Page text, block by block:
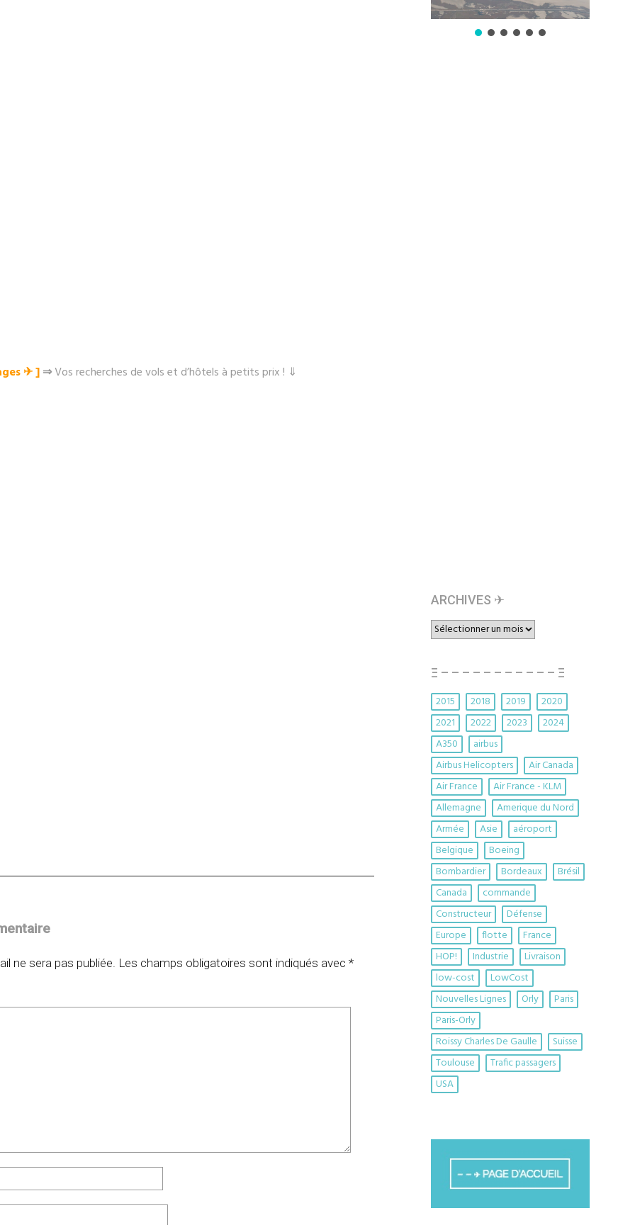
✈︎ ]⇒Vos recherches de vols et d’hôtels à petits prix ! ⇓
ne sera pas publiée. Les champs obligatoires sont indiqués avec *
ARCHIVES ✈︎
ARCHIVES
✈︎
Ξ – – – – – – – – – – – Ξ
2015 2018 2019
2020
2021
2022 2023
2024
A350
airbus
Airbus Helicopters
Air Canada
Air France
Air France - KLM
Allemagne
Amerique du Nord
Armée
Asie
aéroport
Belgique
Boeing
Bombardier
Bordeaux
Brésil
Canada
commande
Constructeur
Défense
Europe
flotte
France
HOP!
Industrie
Livraison
low-cost
LowCost
Nouvelles Lignes
Orly
Paris
Paris-Orly
Roissy Charles De Gaulle
Suisse
Toulouse
Trafic passagers
USA